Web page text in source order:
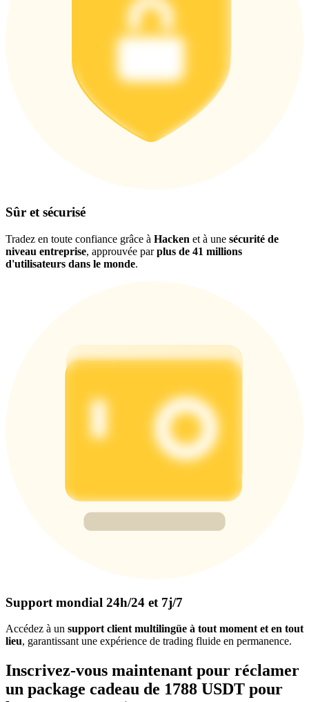
Français
Sûr et sécurisé
Tradez en toute confiance grâce à Hacken et à une sécurité de
niveau entreprise, approuvée parplus de 41 millions
d'utilisateurs dans le monde.
Support mondial 24h/24 et 7j/7
Accédez à un support client multilingüe à tout moment et en tout
lieu, garantissant une expérience de trading fluide en permanence.
Inscrivez-vous maintenant pour réclamer
un package cadeau de 1788 USDT pour